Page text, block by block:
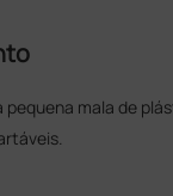
pequena mala de